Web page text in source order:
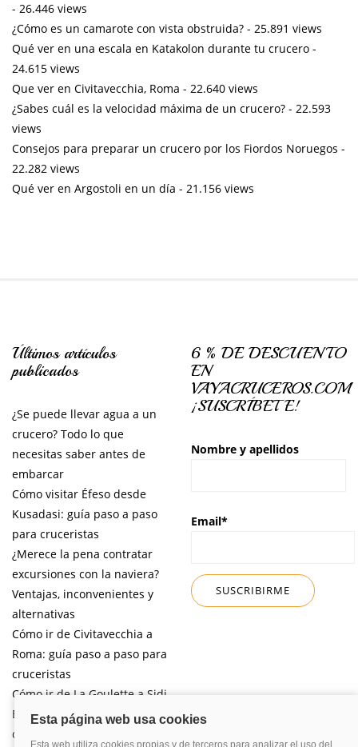
- 26.446 views
¿Cómo es un camarote con vista obstruida? - 25.891 views
Qué ver en una escala en Katakolon durante tu crucero -
24.615 views
Que ver en Civitavecchia, Roma - 22.640 views
¿Sabes cuál es la velocidad máxima de un crucero? - 22.593
views
Consejos para preparar un crucero por los Fiordos Noruegos -
22.282 views
Qué ver en Argostoli en un día - 21.156 views
Últimos artículos
publicados
¿Se puede llevar agua a un
crucero? Todo lo que
necesitas saber antes de
embarcar
Cómo visitar Éfeso desde
Kusadasi: guía paso a paso
para cruceristas
¿Merece la pena contratar
excursiones con la naviera?
Ventajas, inconvenientes y
alternativas
Cómo ir de Civitavecchia a
Roma: guía paso a paso para
cruceristas
Cómo ir de La Goulette a Sidi
Bou Said por libre desde tu
crucero
6 % DE DESCUENTO
EN
VAYACRUCEROS.COM
¡SUSCRÍBETE!
Nombre y apellidos
Email*